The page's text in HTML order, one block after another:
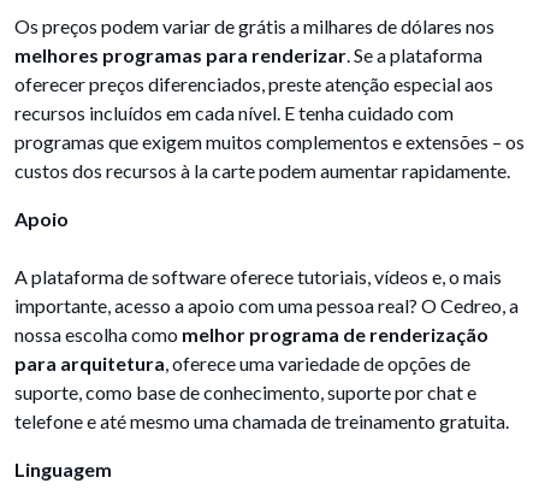
Os preços podem variar de grátis a milhares de dólares nos
melhores programas para renderizar. Se a plataforma
oferecer preços diferenciados, preste atenção especial aos
recursos incluídos em cada nível. E tenha cuidado com
programas que exigem muitos complementos e extensões – os
custos dos recursos à la carte podem aumentar rapidamente.
Apoio
A plataforma de software oferece tutoriais, vídeos e, o mais
importante, acesso a apoio com uma pessoa real? O Cedreo, a
nossa escolha como melhor programa de renderização
para arquitetura, oferece uma variedade de opções de
suporte, como base de conhecimento, suporte por chat e
telefone e até mesmo uma chamada de treinamento gratuita.
Linguagem